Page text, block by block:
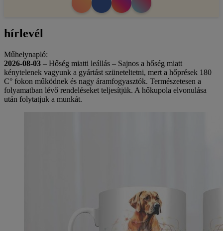
hírlevél
Műhelynapló:
2026-08-03 – Hőség miatti leállás – Sajnos a hőség miatt
kénytelenek vagyunk a gyártást szüneteltetni, mert a hőprések 180
C° fokon működnek és nagy áramfogyasztók. Természetesen a
folyamatban lévő rendeléseket teljesítjük. A hőkupola elvonulása
után folytatjuk a munkát.